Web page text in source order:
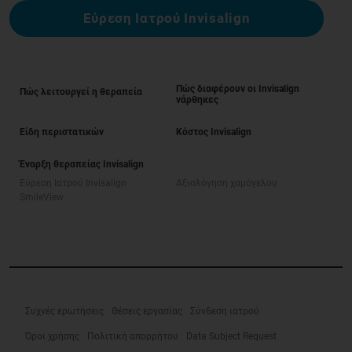
Εύρεση Ιατρού Invisalign
Πώς λειτουργεί η θεραπεία
Πώς διαφέρουν οι Invisalign
νάρθηκες
Είδη περιστατικών Κόστος Invisalign
Έναρξη θεραπείας Invisalign
Συχνές ερωτήσεις Θέσεις εργασίας Σύνδεση ιατρού
Όροι χρήσης Πολιτική απορρήτου Data Subject Request